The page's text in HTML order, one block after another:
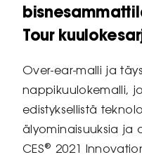
Tour
Over-ear-malli ja
nappikuulokemalli,
edistyksellistä
älyominaisuuksia ja
CES® 2021